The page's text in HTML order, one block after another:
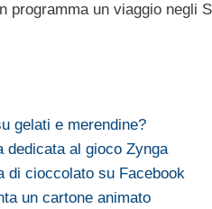
programma un viaggio negli
gelati e merendine?
dedicata al gioco Zynga
di cioccolato su Facebook
un cartone animato